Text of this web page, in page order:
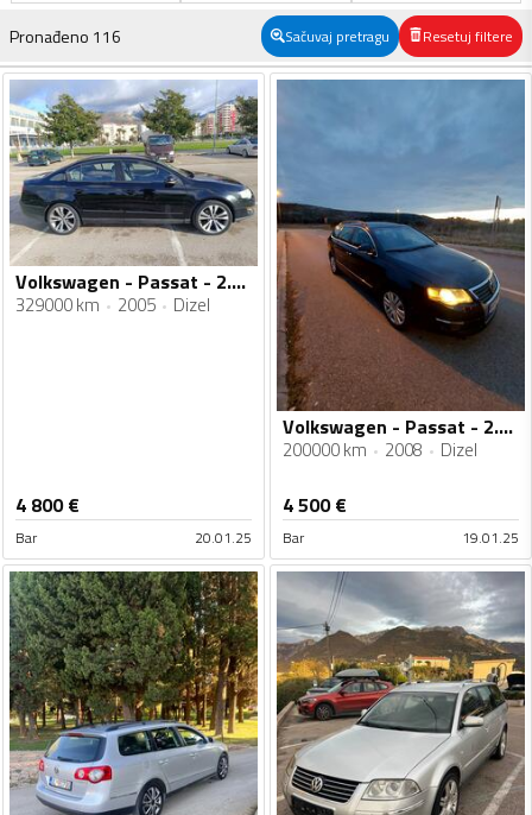
Pronađeno 116 Sačuvaj pretragu Resetuj filtere
Volkswagen - Passat - 2.0 TDI
329000 km 2005 Dizel
4 800€
Bar 20.01.25
Volkswagen - Passat - 2.0tdi
200000 km 2008 Dizel
4 500€
Bar 19.01.25